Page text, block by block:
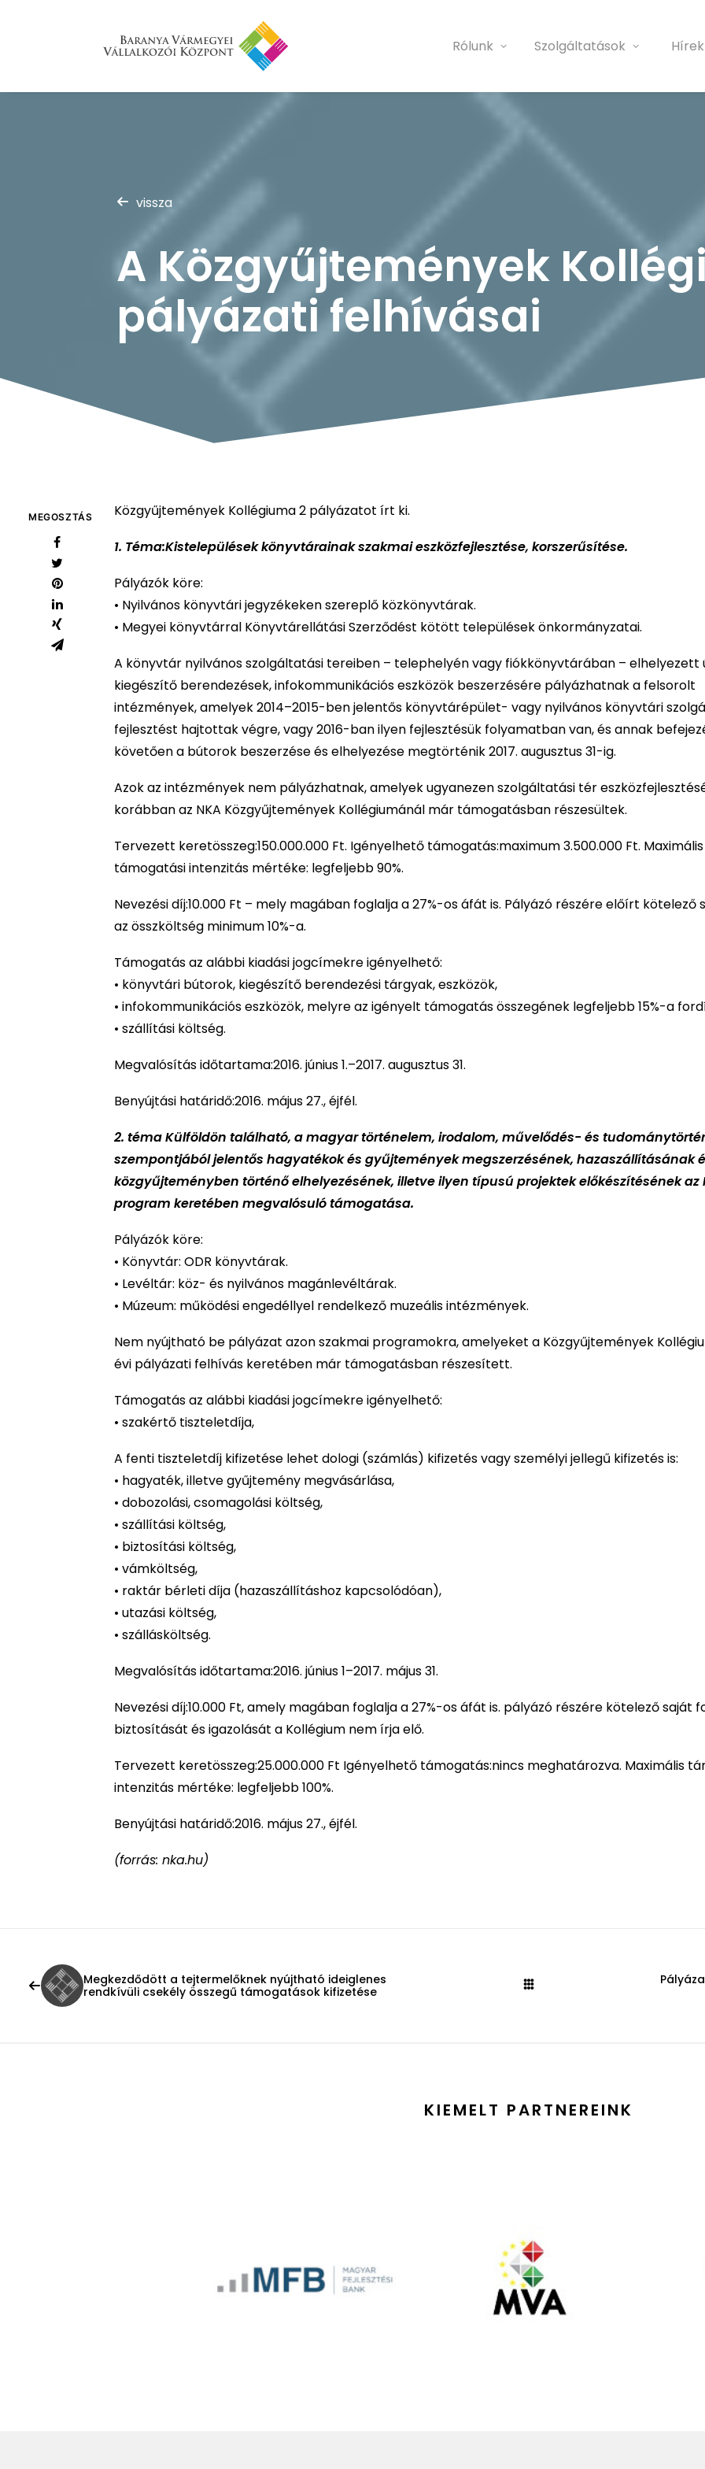
Rólunk Szolgáltatások Hírek
vissza
A Közgyűjtemények
pályázati felhívásai
MEGOSZTÁS
Közgyűjtemények Kollégiuma 2 pályázatot írt ki.
1. Téma:Kistelepülések könyvtárainak szakmai eszközfejlesztése, korszerűsítése.
Pályázók köre:
• Nyilvános könyvtári jegyzékeken szereplő közkönyvtárak.
• Megyei könyvtárral Könyvtárellátási Szerződést kötött települések önkormányzatai.
A könyvtár nyilvános szolgáltatási tereiben – telephelyén vagy fiókkönyvtárában – elhelyezett
kiegészítő berendezések, infokommunikációs eszközök beszerzésére pályázhatnak a felsorolt
intézmények, amelyek 2014–2015-ben jelentős könyvtárépület- vagy nyilvános könyvtári
fejlesztést hajtottak végre, vagy 2016-ban ilyen fejlesztésük folyamatban van, és annak
követően a bútorok beszerzése és elhelyezése megtörténik 2017. augusztus 31-ig.
Azok az intézmények nem pályázhatnak, amelyek ugyanezen szolgáltatási tér
korábban az NKA Közgyűjtemények Kollégiumánál már támogatásban részesültek.
Tervezett keretösszeg:150.000.000 Ft. Igényelhető támogatás:maximum 3.500.000 Ft. Maximális
támogatási intenzitás mértéke: legfeljebb 90%.
Nevezési díj:10.000 Ft – mely magában foglalja a 27%-os áfát is. Pályázó részére előírt kötelező
az összköltség minimum 10%-a.
Támogatás az alábbi kiadási jogcímekre igényelhető:
• könyvtári bútorok, kiegészítő berendezési tárgyak, eszközök,
• infokommunikációs eszközök, melyre az igényelt támogatás összegének legfeljebb 15%-a
• szállítási költség.
Megvalósítás időtartama:2016. június 1.–2017. augusztus 31.
Benyújtási határidő:2016. május 27., éjfél.
2. téma Külföldön található, a magyar történelem, irodalom, művelődés- és
szempontjából jelentős hagyatékok és gyűjtemények megszerzésének, hazaszállításának
közgyűjteményben történő elhelyezésének, illetve ilyen típusú projektek előkészítésének
program keretében megvalósuló támogatása.
Pályázók köre:
• Könyvtár: ODR könyvtárak.
• Levéltár: köz- és nyilvános magánlevéltárak.
• Múzeum: működési engedéllyel rendelkező muzeális intézmények.
Nem nyújtható be pályázat azon szakmai programokra, amelyeket a Közgyűjtemények
évi pályázati felhívás keretében már támogatásban részesített.
Támogatás az alábbi kiadási jogcímekre igényelhető:
• szakértő tiszteletdíja,
A fenti tiszteletdíj kifizetése lehet dologi (számlás) kifizetés vagy személyi jellegű kifizetés is:
• hagyaték, illetve gyűjtemény megvásárlása,
• dobozolási, csomagolási költség,
• szállítási költség,
• biztosítási költség,
• vámköltség,
• raktár bérleti díja (hazaszállításhoz kapcsolódóan),
• utazási költség,
• szállásköltség.
Megvalósítás időtartama:2016. június 1–2017. május 31.
Nevezési díj:10.000 Ft, amely magában foglalja a 27%-os áfát is. pályázó részére kötelező saját
biztosítását és igazolását a Kollégium nem írja elő.
Tervezett keretösszeg:25.000.000 Ft Igényelhető támogatás:nincs meghatározva. Maximális
intenzitás mértéke: legfeljebb 100%.
Benyújtási határidő:2016. május 27., éjfél.
(forrás: nka.hu)
Megkezdődött a tejtermelőknek nyújtható ideiglenes
rendkívüli csekély összegű támogatások kifizetése
KIEMELT PARTNEREINK